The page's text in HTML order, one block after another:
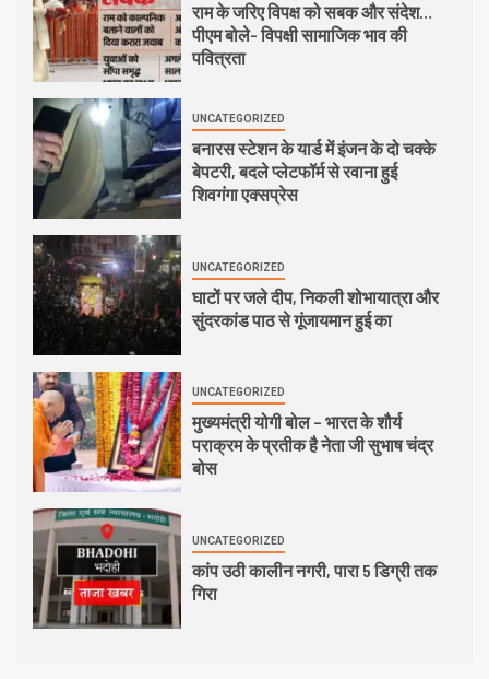
राम के जरिए विपक्ष को सबक और संदेश…
पीएम बोले- विपक्षी सामाजिक भाव की
पवित्रता
UNCATEGORIZED
बनारस स्टेशन के यार्ड में इंजन के दो चक्के
बेपटरी, बदले प्लेटफॉर्म से रवाना हुई
शिवगंगा एक्सप्रेस
UNCATEGORIZED
घाटों पर जले दीप, निकली शोभायात्रा और
सुंदरकांड पाठ से गूंजायमान हुई का
UNCATEGORIZED
मुख्यमंत्री योगी बोल – भारत के शौर्य
पराक्रम के प्रतीक है नेता जी सुभाष चंद्र
बोस
UNCATEGORIZED
कांप उठी कालीन नगरी, पारा 5 डिग्री तक
गिरा